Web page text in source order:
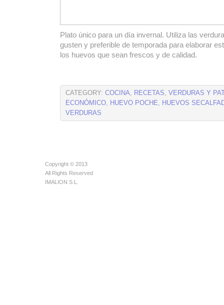
Plato único para un día invernal. Utiliza las
gusten y preferible de temporada para elaborar
los huevos que sean frescos y de calidad.
CATEGORY: COCINA, RECETAS, VERDURAS Y
ECONÓMICO, HUEVO POCHE, HUEVOS
VERDURAS
Copyright © 2013
All Rights Reserved
IMALION S.L.